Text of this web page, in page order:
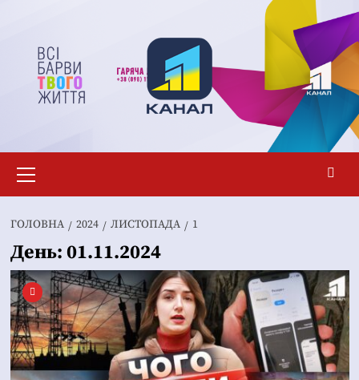
вмісту
меню
ГОЛОВНА 2024 ЛИСТОПАДА 1
День: 01.11.2024